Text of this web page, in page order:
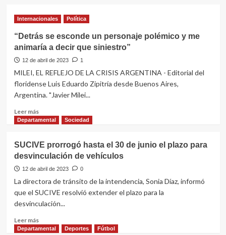
con
de
la
Intendencia
de
Internacionales Política
“Detrás se esconde un personaje polémico y me
animaría a decir que siniestro”
12 de abril de 2023 1
MILEI, EL REFLEJO DE LA CRISIS ARGENTINA - Editorial del
floridense Luis Eduardo Zipitría desde Buenos Aires,
Argentina. "Javier Milei...
Leer másLeer
más
se
esconde
un
personaje
y
me
a
Departamental Sociedad
SUCIVE prorrogó hasta el 30 de junio el plazo para
desvinculación de vehículos
12 de abril de 2023 0
La directora de tránsito de la intendencia, Sonia Díaz, informó
que el SUCIVE resolvió extender el plazo para la
desvinculación...
Leer másLeer
más
Departamental Deportes Fútbol